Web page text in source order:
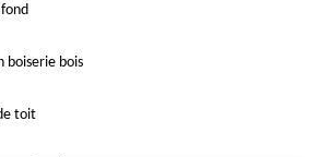
boiserie bois
toit